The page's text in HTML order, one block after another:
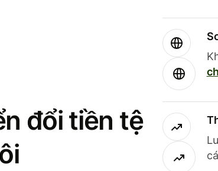
đổi tiền tệ